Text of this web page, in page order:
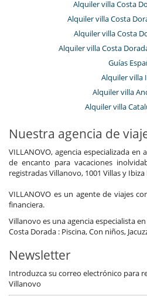
Alquiler villa Costa
Alquiler villa Costa
Alquiler villa Costa
Alquiler villa Costa
Guías
Alquiler villa
Alquiler villa
Alquiler villa
Nuestra agencia de
VILLANOVO, agencia especializada
de encanto para vacaciones
registradas Villanovo, 1001 Villas y
VILLANOVO es un agente de viajes
financiera.
Villanovo es una agencia especialista
Costa Dorada : Piscina, Con niños,
Newsletter
Introduzca su correo electrónico para
Villanovo